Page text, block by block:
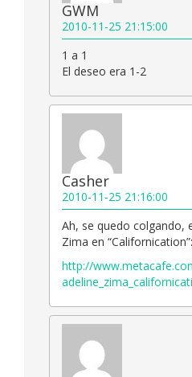
GWM
2010-11-25 21:15:00
1 a 1
El deseo era 1-2
Casher
2010-11-25 21:16:00
Ah, se quedo colgando,
Zima en “Californication”:
http://